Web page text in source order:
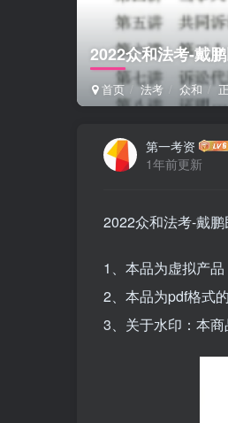
2022众和法考-戴
首页 法考 众和
第一考资
1年前更新
2022众和法考-戴
1、本品为虚拟产
2、本品为pdf格式
3、关于水印：本商